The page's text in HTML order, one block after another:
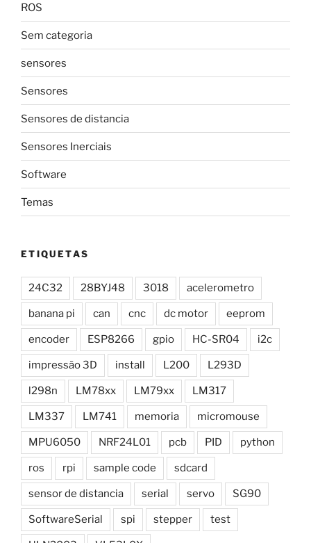
ROS
Sem categoria
sensores
Sensores
Sensores de distancia
Sensores Inerciais
Software
Temas
ETIQUETAS
24C32 28BYJ48 3018 acelerometro
banana pi can cnc dc motor eeprom
encoder ESP8266 gpio HC-SR04 i2c
impressão 3D install L200 L293D
l298n LM78xx LM79xx LM317
LM337 LM741 memoria micromouse
MPU6050 NRF24L01 pcb PID python
ros rpi sample code sdcard
sensor de distancia serial servo SG90
SoftwareSerial spi stepper test